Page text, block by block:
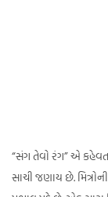
“સંગ તેવો રંગ” એ
સાચી જણાય છે.